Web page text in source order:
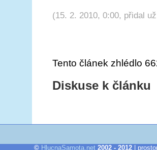
(15. 2. 2010, 0:00, přidal
Tento článek zhlédlo
Diskuse k článku
© HlucnaSamota.net 2002 - 2012 |